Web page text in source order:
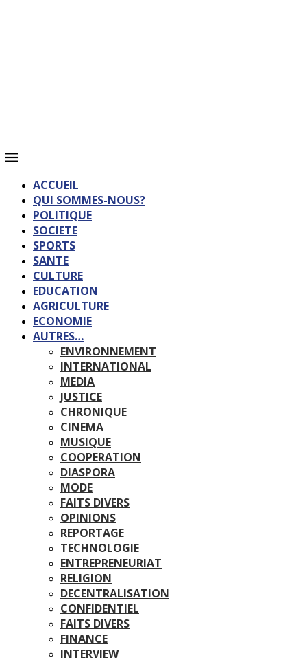
ACCUEIL
QUI SOMMES-NOUS?
POLITIQUE
SOCIETE
SPORTS
SANTE
CULTURE
EDUCATION
AGRICULTURE
ECONOMIE
AUTRES…
ENVIRONNEMENT
INTERNATIONAL
MEDIA
JUSTICE
CHRONIQUE
CINEMA
MUSIQUE
COOPERATION
DIASPORA
MODE
FAITS DIVERS
OPINIONS
REPORTAGE
TECHNOLOGIE
ENTREPRENEURIAT
RELIGION
DECENTRALISATION
CONFIDENTIEL
FAITS DIVERS
FINANCE
INTERVIEW